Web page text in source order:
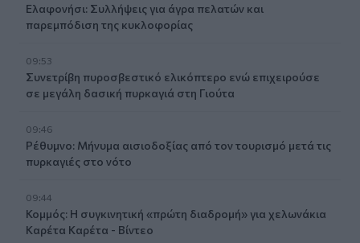
Ελαφονήσι: Συλλήψεις για άγρα πελατών και
παρεμπόδιση της κυκλοφορίας
09:53
Συνετρίβη πυροσβεστικό ελικόπτερο ενώ επιχειρούσε
σε μεγάλη δασική πυρκαγιά στη Γιούτα
09:46
Ρέθυμνο: Μήνυμα αισιοδοξίας από τον τουρισμό μετά τις
πυρκαγιές στο νότο
09:44
Κομμός: Η συγκινητική «πρώτη διαδρομή» για χελωνάκια
Καρέτα Καρέτα - Βίντεο